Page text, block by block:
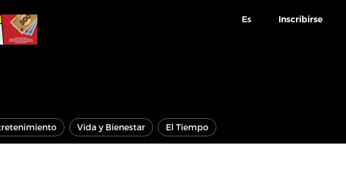
Es Inscribirse
Vida y Bienestar El Tiempo